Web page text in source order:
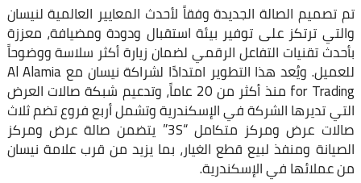
تم تصميم الصالة الجديدة وفقاً لأحدث المعايير العالمية لنيسان
والتي ترتكز على توفير بيئة استقبال ودودة ومضيافة، معززة
بأحدث تقنيات التفاعل الرقمي لضمان زيارة أكثر سلاسة ووضوحاً
للعميل. ويُعد هذا التطوير امتدادًا لشراكة نيسان مع Al Alamia
for Trading منذ أكثر من 20 عاماً، وتدعيم شبكة صالات العرض
التي تديرها الشركة في الإسكندرية وتشمل أربع فروع تضم ثلاث
صالات عرض ومركز متكامل “3S” يتضمن صالة عرض ومركز
الصيانة ومنفذ لبيع قطع الغيار، بما يزيد من قرب علامة نيسان
من عملائها في الإسكندرية.